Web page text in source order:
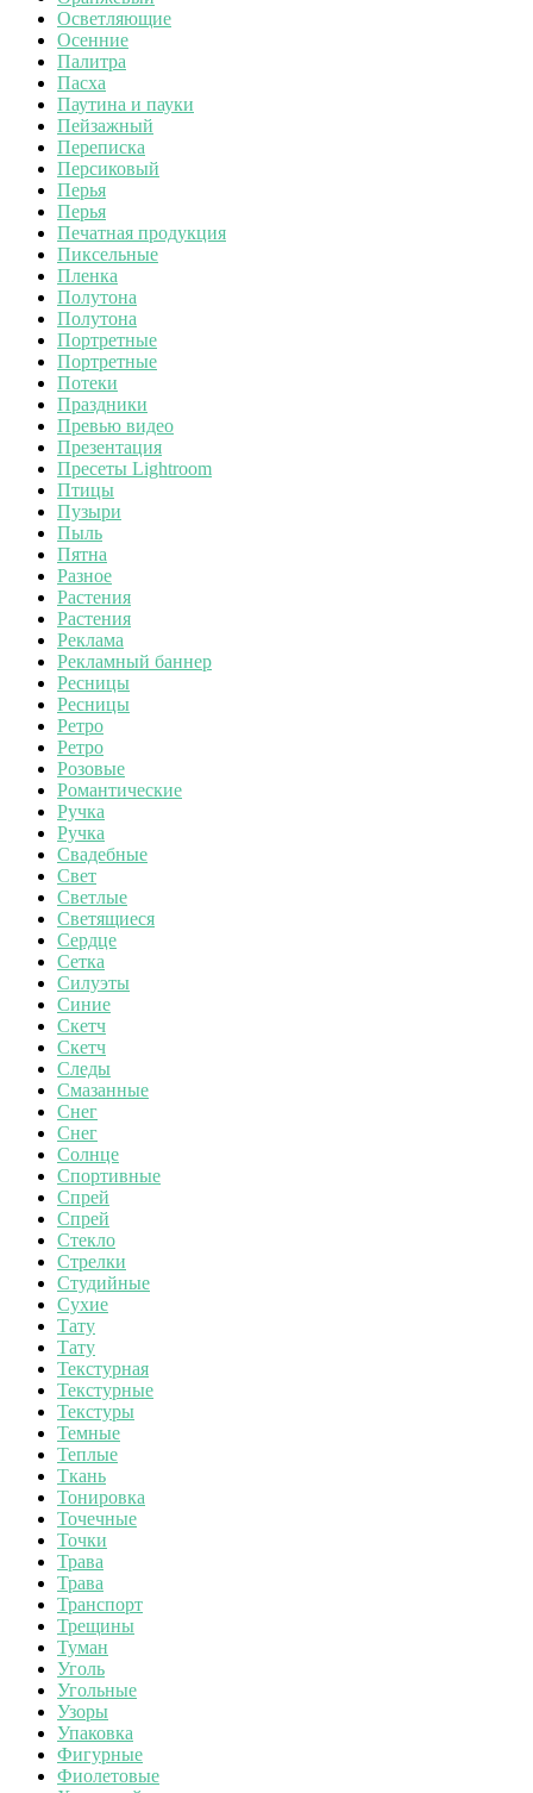
Осветляющие
Осенние
Палитра
Пасха
Паутина и пауки
Пейзажный
Переписка
Персиковый
Перья
Перья
Печатная продукция
Пиксельные
Пленка
Полутона
Полутона
Портретные
Портретные
Потеки
Праздники
Превью видео
Презентация
Пресеты Lightroom
Птицы
Пузыри
Пыль
Пятна
Разное
Растения
Растения
Реклама
Рекламный баннер
Ресницы
Ресницы
Ретро
Ретро
Розовые
Романтические
Ручка
Ручка
Свадебные
Свет
Светлые
Светящиеся
Сердце
Сетка
Силуэты
Синие
Скетч
Скетч
Следы
Смазанные
Снег
Снег
Солнце
Спортивные
Спрей
Спрей
Стекло
Стрелки
Студийные
Сухие
Тату
Тату
Текстурная
Текстурные
Текстуры
Темные
Теплые
Ткань
Тонировка
Точечные
Точки
Трава
Трава
Транспорт
Трещины
Туман
Уголь
Угольные
Узоры
Упаковка
Фигурные
Фиолетовые